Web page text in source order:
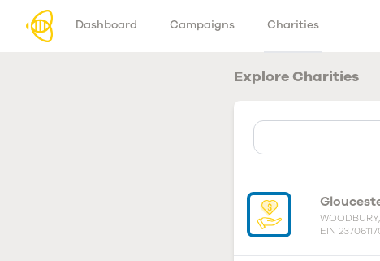
Dashboard Campaigns Charities
Explore Charities
EIN